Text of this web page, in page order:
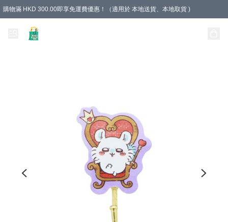
購物滿 HKD 300.00即享免運費優惠！（適用於 本地送貨、本地取貨 )